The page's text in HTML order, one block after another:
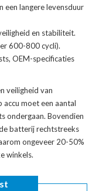
een langere levensduur
en stabiliteit.
600-800 cycli).
OEM-specificaties
veiligheid van
accu moet een aantal
ondergaan. Bovendien
batterijrechtstreeks
ongeveer 20-50%
winkels.